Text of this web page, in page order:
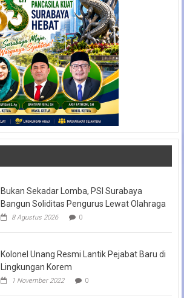
Bukan Sekadar Lomba, PSI Surabaya
Bangun Soliditas Pengurus Lewat Olahraga
8 Agustus 2026 0
Kolonel Unang Resmi Lantik Pejabat Baru di
Lingkungan Korem
1 November 2022 0